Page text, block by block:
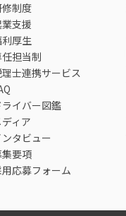
制度
支援
厚生
担当制
士連携サービス
イバー図鑑
ィア
タビュー
要項
応募フォーム